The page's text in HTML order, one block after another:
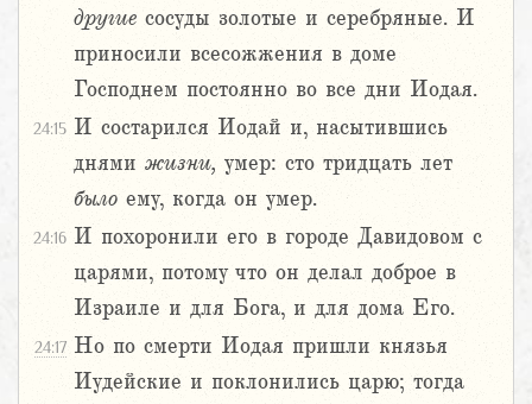
другие сосуды золотые и серебряные. И
приносили всесожжения в доме
Господнем постоянно во все дни Иодая.
24:15 И состарился Иодай и, насытившись
днями жизни, умер: сто тридцать лет
было ему, когда он умер.
24:16 И похоронили его в городе Давидовом с
царями, потому что он делал доброе в
Израиле и для Бога, и для дома Его.
24:17 Но по смерти Иодая пришли князья
Иудейские и поклонились царю; тогда